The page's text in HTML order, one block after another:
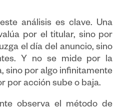
análisis es clave. Una
por el titular, sino por
el día del anuncio, sino
Y no se mide por la
sino por algo infinitamente
por acción sube o baja.
observa el método de